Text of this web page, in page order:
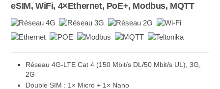
eSIM, WiFi, 4×Ethernet, PoE+, Modbus, MQTT
Réseau 4G-LTE Cat 4 (150 Mbit/s DL/50 Mbit/s UL), 3G,
2G
Double SIM : 1× Micro + 1× Nano